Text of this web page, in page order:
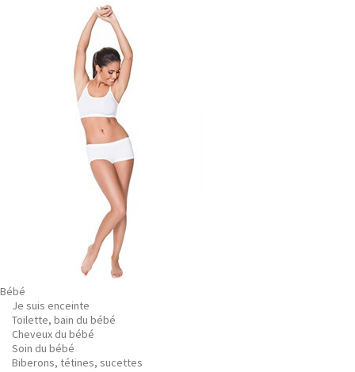
Bébé
Je suis enceinte
Toilette, bain du bébé
Cheveux du bébé
Soin du bébé
Biberons, tétines, sucettes